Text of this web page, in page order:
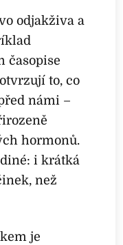
odjakživa a
časopise
to, co
námi –
hormonů.
i krátká
než
je